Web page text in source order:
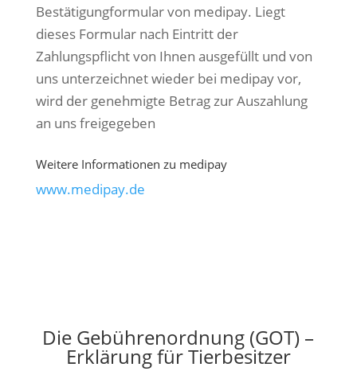
Bestätigungformular von medipay. Liegt
dieses Formular nach Eintritt der
Zahlungspflicht von Ihnen ausgefüllt und von
uns unterzeichnet wieder bei medipay vor,
wird der genehmigte Betrag zur Auszahlung
an uns freigegeben
Weitere Informationen zu medipay
www.medipay.de
Die Gebührenordnung (GOT) –
Erklärung für Tierbesitzer